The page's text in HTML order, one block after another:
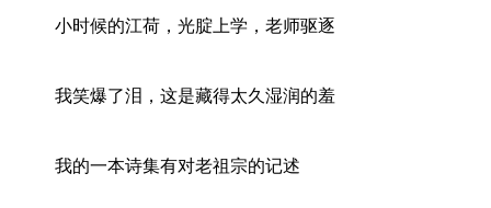
小时候的江荷，光腚上学，老师驱逐
我笑爆了泪，这是藏得太久湿润的羞
我的一本诗集有对老祖宗的记述